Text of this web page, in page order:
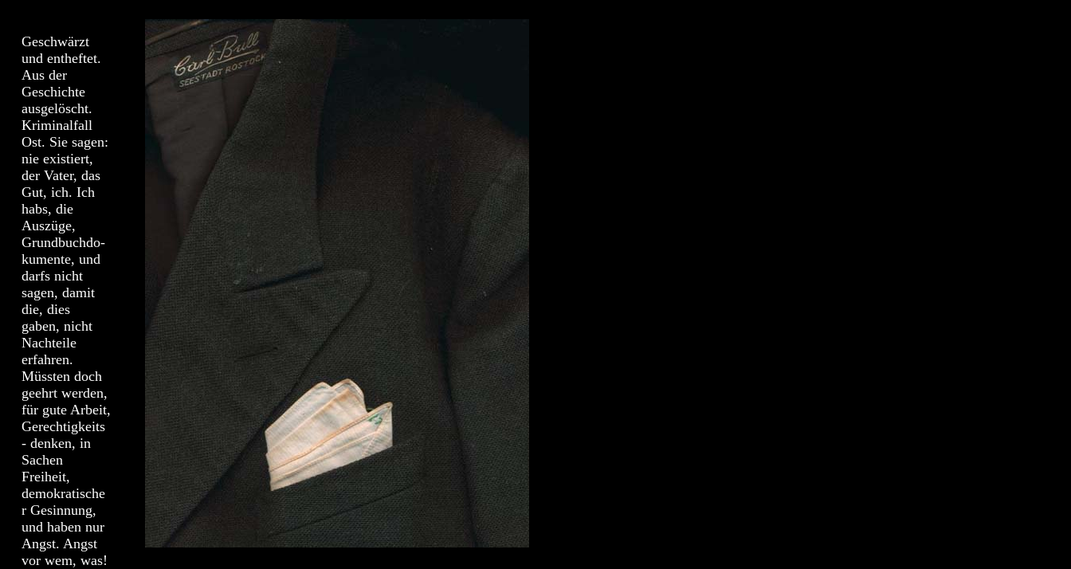
Geschwärzt
und entheftet.
Aus der
Geschichte
ausgelöscht.
Kriminalfall
Ost. Sie sagen:
nie existiert,
der Vater, das
Gut, ich. Ich
habs, die
Auszüge,
Grundbuchdo-
kumente, und
darfs nicht
sagen, damit
die, dies
gaben, nicht
Nachteile
erfahren.
Müssten doch
geehrt werden,
für gute Arbeit,
Gerechtigkeits
- denken, in
Sachen
Freiheit,
demokratische
r Gesinnung,
und haben nur
Angst. Angst
vor wem, was!